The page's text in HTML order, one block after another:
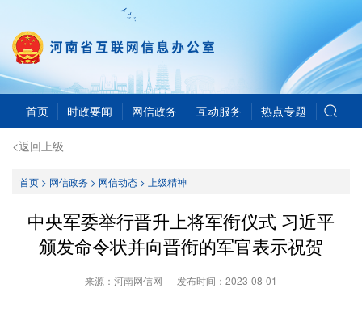
首页 时政要闻 网信政务 互动服务 热点专题
<返回上级
首页> 网信政务> 网信动态> 上级精神
中央军委举行晋升上将军衔仪式 习近平
颁发命令状并向晋衔的军官表示祝贺
来源：河南网信网 发布时间： 2023-08-01